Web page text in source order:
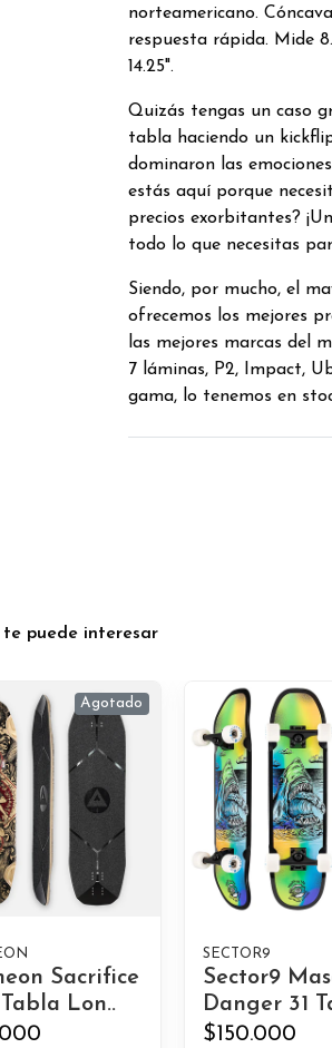
norteamericano.
respuesta rápida. Mide
14.25".
Quizás tengas un caso
tabla haciendo un
dominaron las
estás aquí porque
precios exorbitantes?
todo lo que necesitas
Siendo, por mucho, el
ofrecemos los mejores
las mejores marcas del
7 láminas, P2, Impact,
gama, lo tenemos en
te puede interesar
Agotado
Sacrifice
Lon..
SECTOR9
Sector9
Danger 31
$150.000